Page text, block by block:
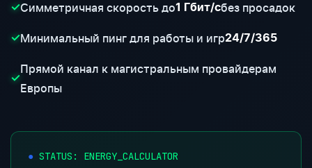
✓Симметричная скорость до1 Гбит/сбез просадок
✓Минимальный пинг для работы и игр24/7/365
✓
Прямой канал к магистральным провайдерам
Европы
STATUS: ENERGY_CALCULATOR